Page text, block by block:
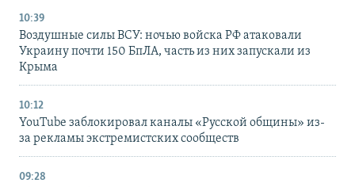
10:39
Воздушные силы ВСУ: ночью войска РФ атаковали
Украину почти 150 БпЛА, часть из них запускали из
Крыма
10:12
YouTube заблокировал каналы «Русской общины» из-
за рекламы экстремистских сообществ
09:28